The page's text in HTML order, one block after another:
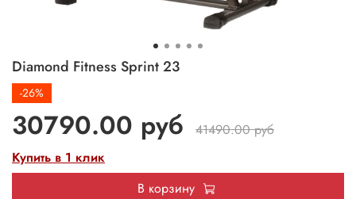
Diamond Fitness Sprint 23
-26%
30790.00 руб
41490.00 руб
Купить в 1 клик
В корзину